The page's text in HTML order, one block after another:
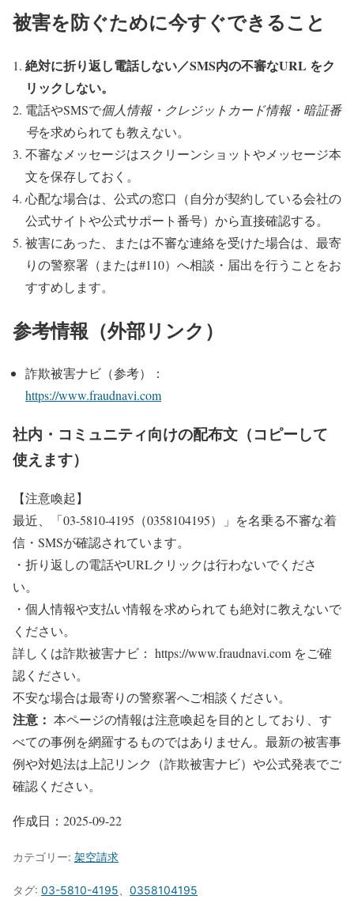
被害を防ぐために今すぐできること
絶対に折り返し電話しない／SMS内の不審なURL をク
リックしない。
電話やSMSで個人情報・クレジットカード情報・暗証番
号を求められても教えない。
不審なメッセージはスクリーンショットやメッセージ本
文を保存しておく。
心配な場合は、公式の窓口（自分が契約している会社の
公式サイトや公式サポート番号）から直接確認する。
被害にあった、または不審な連絡を受けた場合は、最寄
りの警察署（または#110）へ相談・届出を行うことをお
すすめします。
参考情報（外部リンク）
詐欺被害ナビ（参考）：
https://www.fraudnavi.com
社内・コミュニティ向けの配布文（コピーして
使えます）
【注意喚起】
最近、「03-5810-4195（0358104195）」を名乗る不審な着
信・SMSが確認されています。
・折り返しの電話やURLクリックは行わないでくださ
い。
・個人情報や支払い情報を求められても絶対に教えないで
ください。
詳しくは詐欺被害ナビ： https://www.fraudnavi.com をご確
認ください。
不安な場合は最寄りの警察署へご相談ください。
注意： 本ページの情報は注意喚起を目的としており、す
べての事例を網羅するものではありません。最新の被害事
例や対処法は上記リンク（詐欺被害ナビ）や公式発表でご
確認ください。
作成日： 2025-09-22
カテゴリー: 架空請求
タグ: 03-5810-4195 0358104195